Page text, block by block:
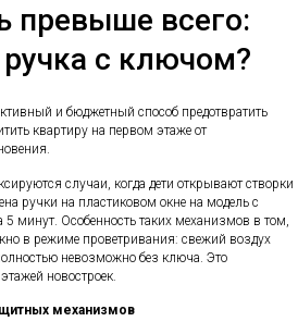
превыше всего:
с ключом?
и бюджетный способ предотвратить
квартиру на первом этаже от
случаи, когда дети открывают створки
ручки на пластиковом окне на модель с
минут. Особенность таких механизмов в том,
в режиме проветривания: свежий воздух
невозможно без ключа. Это
новостроек.
механизмов